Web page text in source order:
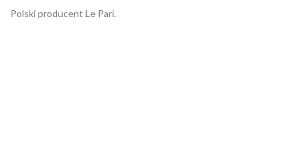
Polski producent Le Pari.